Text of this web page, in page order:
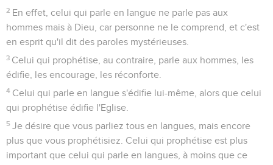
2 En effet, celui qui parle en langue ne parle pas aux
hommes mais à Dieu, car personne ne le comprend, et c'est
en esprit qu'il dit des paroles mystérieuses.
3 Celui qui prophétise, au contraire, parle aux hommes, les
édifie, les encourage, les réconforte.
4 Celui qui parle en langue s'édifie lui-même, alors que celui
qui prophétise édifie l'Eglise.
5 Je désire que vous parliez tous en langues, mais encore
plus que vous prophétisiez. Celui qui prophétise est plus
important que celui qui parle en langues, à moins que ce